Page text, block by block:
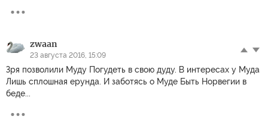
zwaan
23 августа 2016, 15:09
Зря позволили Муду Погудеть в свою дуду. В интересах у Муда
Лишь сплошная ерунда. И заботясь о Муде Быть Норвегии в
беде...